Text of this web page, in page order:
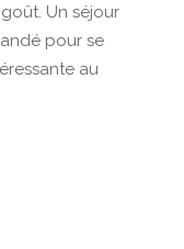
Un séjour
pour se
au